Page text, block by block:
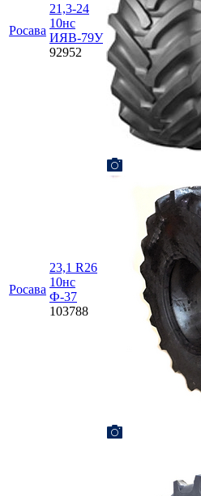
Росава
21,3-24
10нс
ИЯВ-79У
92952
Росава
23,1 R26
10нс
Ф-37
103788